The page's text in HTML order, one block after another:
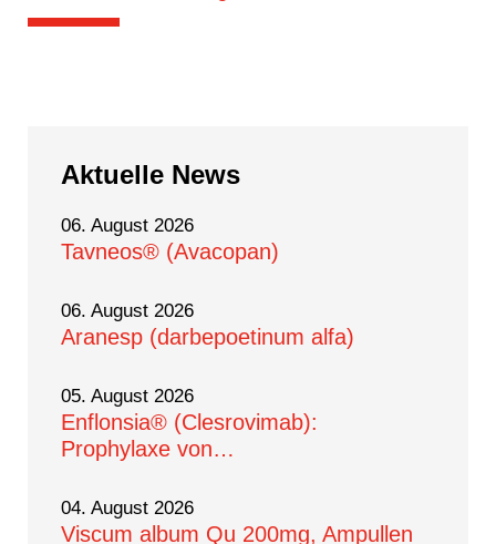
Aktuelle News
06. August 2026
Tavneos® (Avacopan)
06. August 2026
Aranesp (darbepoetinum alfa)
05. August 2026
Enflonsia® (Clesrovimab):
Prophylaxe von…
04. August 2026
Viscum album Qu 200mg, Ampullen